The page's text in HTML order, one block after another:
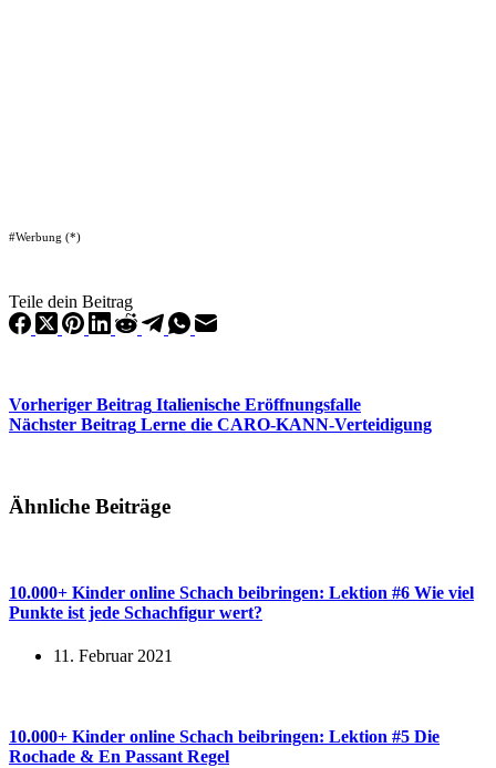
#Werbung (*)
Teile dein Beitrag
Vorheriger Beitrag Italienische Eröffnungsfalle
Nächster Beitrag Lerne die CARO-KANN-Verteidigung
Ähnliche Beiträge
10.000+ Kinder online Schach beibringen: Lektion #6 Wie viel
Punkte ist jede Schachfigur wert?
11. Februar 2021
10.000+ Kinder online Schach beibringen: Lektion #5 Die
Rochade & En Passant Regel